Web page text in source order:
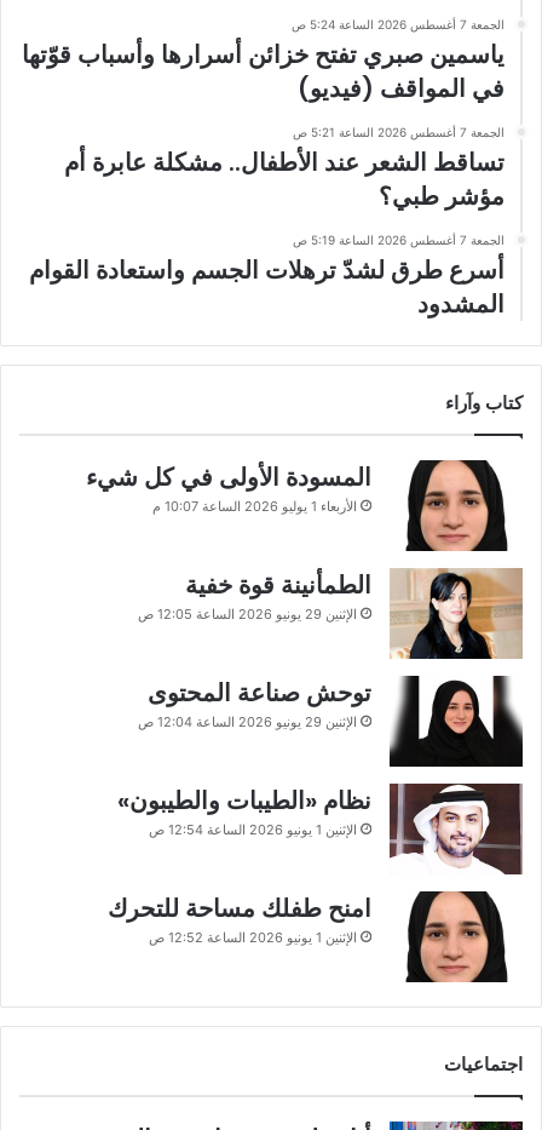
الجمعة 7 أغسطس 2026 الساعة 5:24 ص
ياسمين صبري تفتح خزائن أسرارها وأسباب قوّتها
في المواقف (فيديو)
الجمعة 7 أغسطس 2026 الساعة 5:21 ص
تساقط الشعر عند الأطفال.. مشكلة عابرة أم
مؤشر طبي؟
الجمعة 7 أغسطس 2026 الساعة 5:19 ص
أسرع طرق لشدّ ترهلات الجسم واستعادة القوام
المشدود
كتاب وآراء
المسودة الأولى في كل شيء
الأربعاء 1 يوليو 2026 الساعة 10:07 م
الطمأنينة قوة خفية
الإثنين 29 يونيو 2026 الساعة 12:05 ص
توحش صناعة المحتوى
الإثنين 29 يونيو 2026 الساعة 12:04 ص
نظام «الطيبات والطيبون»
الإثنين 1 يونيو 2026 الساعة 12:54 ص
امنح طفلك مساحة للتحرك
الإثنين 1 يونيو 2026 الساعة 12:52 ص
اجتماعيات